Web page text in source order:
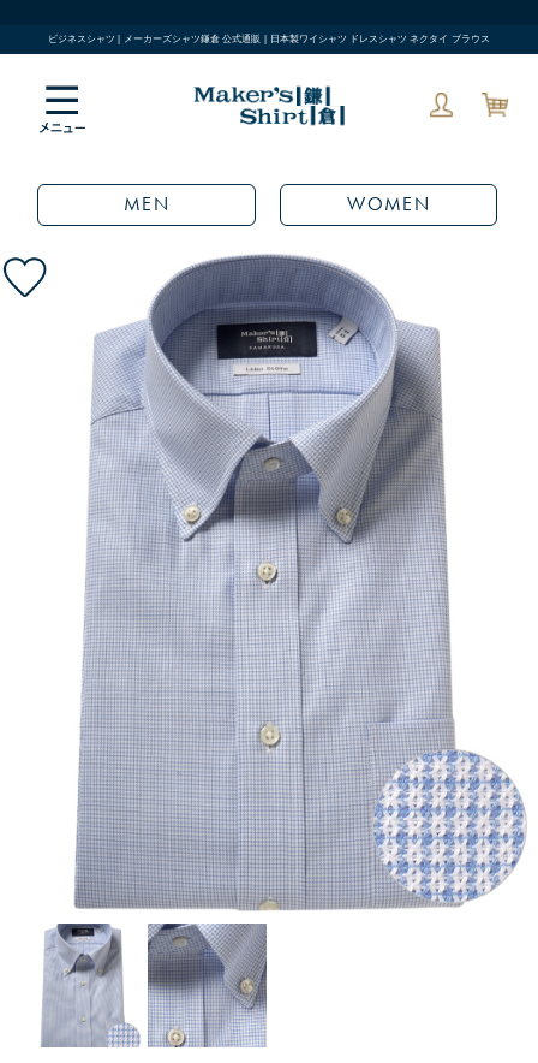
ビジネスシャツ | メーカーズシャツ鎌倉 公式通販 | 日本製ワイシャツ ドレスシャツ ネクタイ ブラウス
MEN WOMEN